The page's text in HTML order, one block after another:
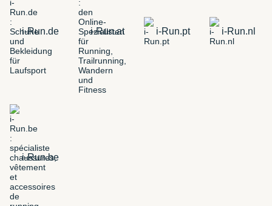
i-Run.de i-Run.at i-Run.pt i-Run.nl
i-Run.be